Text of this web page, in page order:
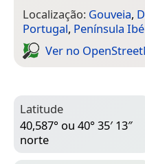
Localização: Gouveia,
Portugal, Península
Ver no
Latitude
40,587° ou 40° 35′ 13″
norte